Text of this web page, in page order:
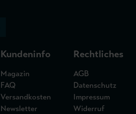
Kundeninfo
Magazin
FAQ
Versandkosten
Newsletter
Rechtliches
AGB
Datenschutz
Impressum
Widerruf